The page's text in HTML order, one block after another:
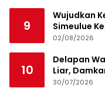
9
Wujudkan
Simeulue
02/08/2026
10
Delapan
Liar,
30/07/2026